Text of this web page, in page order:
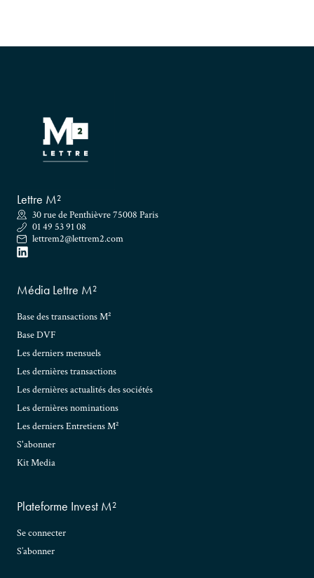
Lettre M²
30 rue de Penthièvre 75008 Paris
01 49 53 91 08
lettrem2@lettrem2.com
Média Lettre M²
Base des transactions M²
Base DVF
Les derniers mensuels
Les dernières transactions
Les dernières actualités des sociétés
Les dernières nominations
Les derniers Entretiens M²
S'abonner
Kit Media
Plateforme Invest M²
Se connecter
S’abonner